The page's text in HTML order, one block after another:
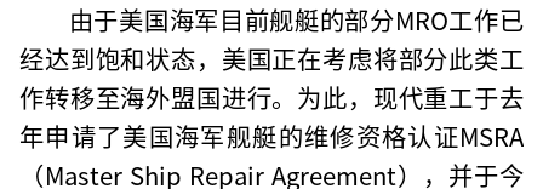
由于美国海军目前舰艇的部分MRO工作已
经达到饱和状态，美国正在考虑将部分此类工
作转移至海外盟国进行。为此，现代重工于去
年申请了美国海军舰艇的维修资格认证MSRA
（Master Ship Repair Agreement），并于今